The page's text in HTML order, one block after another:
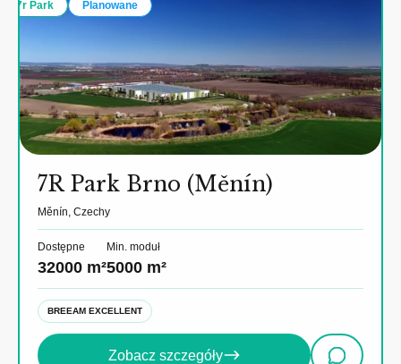
7r Park Planowane
7R Park Brno (Měnín)
Měnín, Czechy
Dostępne
32000 m²
Min. moduł
5000 m²
BREEAM EXCELLENT
Zobacz szczegóły